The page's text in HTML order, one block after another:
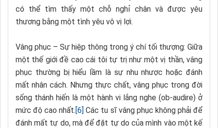
có thể tìm thấy một chỗ nghỉ chân và được yêu
thương bằng một tình yêu vô vị lợi.
Vâng phục – Sự hiệp thông trong ý chí tối thượng: Giữa
một thế giới đề cao cái tôi tự trị như một vị thần, vâng
phục thường bị hiểu lầm là sự nhu nhược hoặc đánh
mất nhân cách. Nhưng thực chất, vâng phục trong đời
sống thánh hiến là một hành vi lắng nghe (ob-audire) ở
mức độ cao nhất.[6] Các tu sĩ vâng phục không phải để
đánh mất tự do, mà để đặt tự do của mình vào một kế